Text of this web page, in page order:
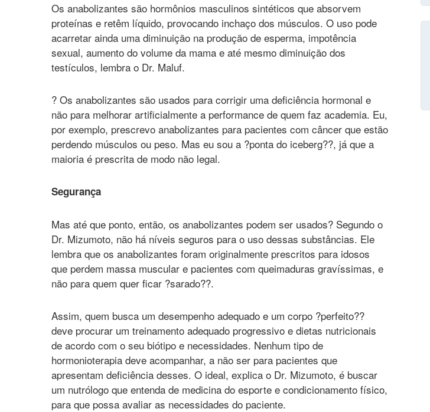
Os anabolizantes são hormônios masculinos sintéticos que absorvem
proteínas e retêm líquido, provocando inchaço dos músculos. O uso pode
acarretar ainda uma diminuição na produção de esperma, impotência
sexual, aumento do volume da mama e até mesmo diminuição dos
testículos, lembra o Dr. Maluf.
? Os anabolizantes são usados para corrigir uma deficiência hormonal e
não para melhorar artificialmente a performance de quem faz academia. Eu,
por exemplo, prescrevo anabolizantes para pacientes com câncer que estão
perdendo músculos ou peso. Mas eu sou a ?ponta do iceberg??, já que a
maioria é prescrita de modo não legal.
Segurança
Mas até que ponto, então, os anabolizantes podem ser usados? Segundo o
Dr. Mizumoto, não há níveis seguros para o uso dessas substâncias. Ele
lembra que os anabolizantes foram originalmente prescritos para idosos
que perdem massa muscular e pacientes com queimaduras gravíssimas, e
não para quem quer ficar ?sarado??.
Assim, quem busca um desempenho adequado e um corpo ?perfeito??
deve procurar um treinamento adequado progressivo e dietas nutricionais
de acordo com o seu biótipo e necessidades. Nenhum tipo de
hormonioterapia deve acompanhar, a não ser para pacientes que
apresentam deficiência desses. O ideal, explica o Dr. Mizumoto, é buscar
um nutrólogo que entenda de medicina do esporte e condicionamento físico,
para que possa avaliar as necessidades do paciente.